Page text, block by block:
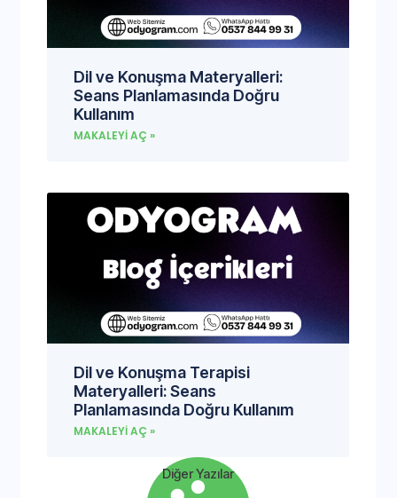
Dil ve Konuşma Materyalleri:
Seans Planlamasında Doğru
Kullanım
MAKALEYI AÇ »
Dil ve Konuşma Terapisi
Materyalleri: Seans
Planlamasında Doğru Kullanım
MAKALEYI AÇ »
Diğer Yazılar